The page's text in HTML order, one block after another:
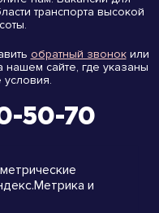
транспорта высокой
обратный звонокили
сайте, где указаны
50-70
и